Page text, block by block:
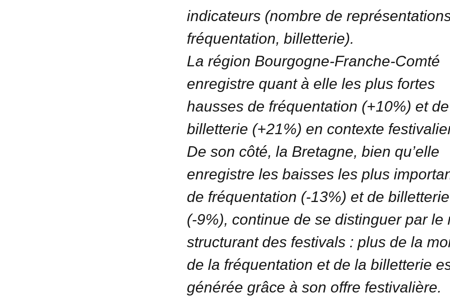
indicateurs (nombre de
fréquentation, billetterie).
La région Bourgogne-Franche-Comté
enregistre quant à elle les plus fortes
hausses de fréquentation (+10%) et de
billetterie (+21%) en contexte
De son côté, la Bretagne, bien qu’elle
enregistre les baisses les plus
de fréquentation (-13%) et de billetterie
(-9%), continue de se distinguer par le
structurant des festivals : plus de la
de la fréquentation et de la billetterie
générée grâce à son offre festivalière.